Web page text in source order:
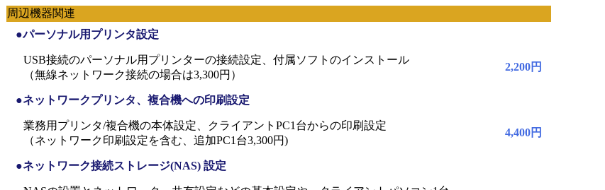
周辺機器関連
●パーソナル用プリンタ設定
USB接続のパーソナル用プリンターの接続設定、付属ソフトのインストール
（無線ネットワーク接続の場合は3,300円）
2,200円
●ネットワークプリンタ、複合機への印刷設定
業務用プリンタ/複合機の本体設定、クライアントPC1台からの印刷設定
（ネットワーク印刷設定を含む、追加PC1台3,300円)
4,400円
●ネットワーク接続ストレージ(NAS) 設定